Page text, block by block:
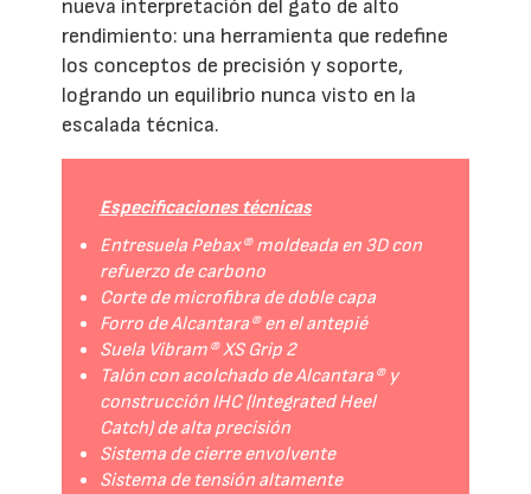
nueva interpretación del gato de alto
rendimiento: una herramienta que redefine
los conceptos de precisión y soporte,
logrando un equilibrio nunca visto en la
escalada técnica.
Especificaciones técnicas
Entresuela Pebax® moldeada en 3D con
refuerzo de carbono
Corte de microfibra de doble capa
Forro de Alcantara® en el antepié
Suela Vibram® XS Grip 2
Talón con acolchado de Alcantara® y
construcción IHC (Integrated Heel
Catch) de alta precisión
Sistema de cierre envolvente
Sistema de tensión altamente